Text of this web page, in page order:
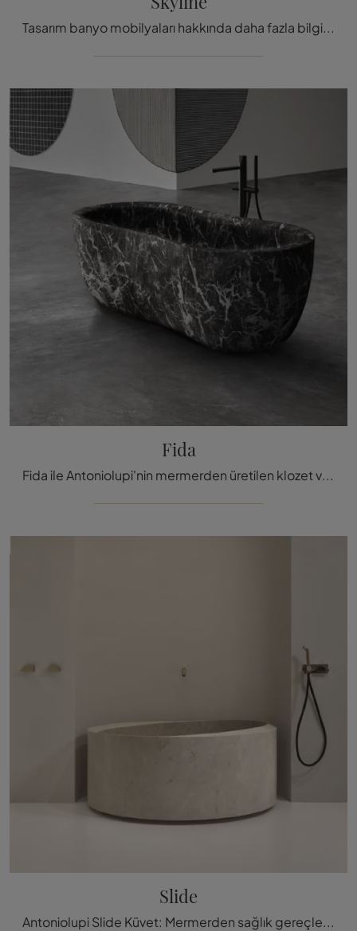
Tasarım banyo mobilyaları hakkında daha fazla bilgi edinin: Antoniolupi'nin Skyline modeli gibi mermerden yapılmış hijyenik ürünler sizi bekliyor.
Fida
Fida ile Antoniolupi'nin mermerden üretilen klozet ve aksesuarlarıyla tasarım odaklı konfor odasınıza kusursuz bir dokunuş yapın.
Slide
Antoniolupi Slide Küvet: Mermerden sağlık gereçleri ve markanın aksesuar elemanları hakkında bilgi almak için tıklayın.